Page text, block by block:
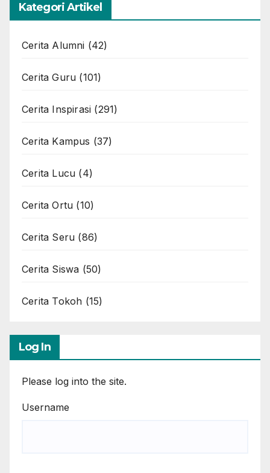
Kategori Artikel
Cerita Alumni (42)
Cerita Guru (101)
Cerita Inspirasi (291)
Cerita Kampus (37)
Cerita Lucu (4)
Cerita Ortu (10)
Cerita Seru (86)
Cerita Siswa (50)
Cerita Tokoh (15)
Log In
Please log into the site.
Username